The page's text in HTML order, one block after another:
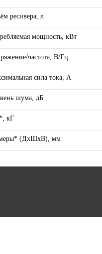
ресивера, л
мощность, кВт
частота, В/Гц
сила тока, А
шума, дБ
кГ
(ДхШхВ), мм